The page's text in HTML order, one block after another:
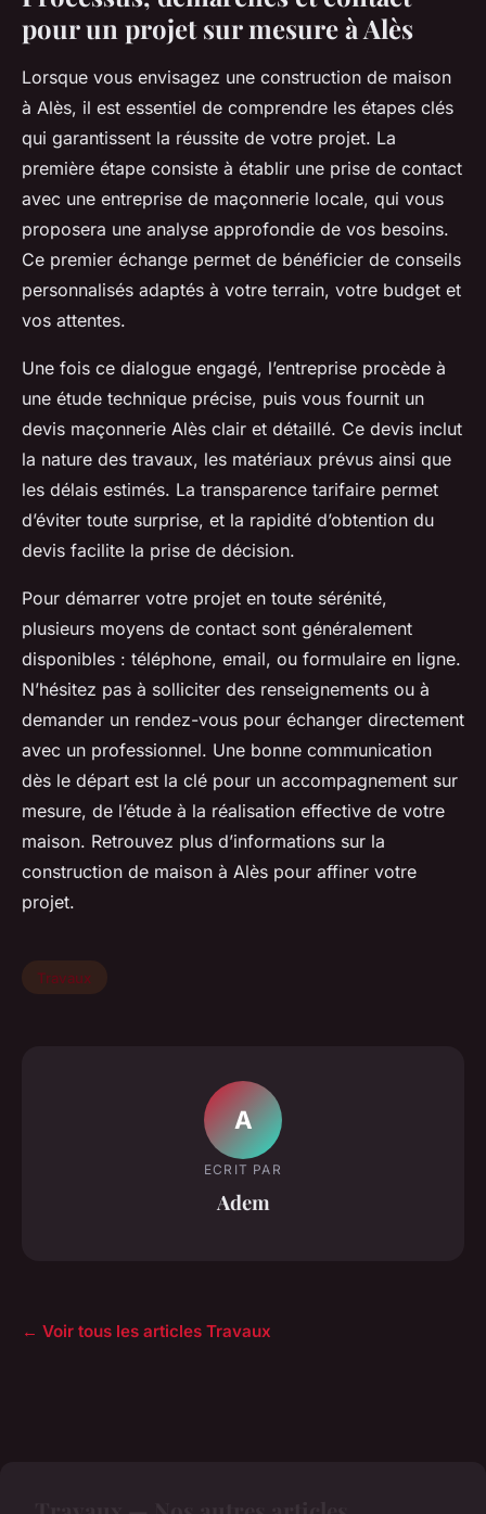
pour un projet sur mesure à Alès
Lorsque vous envisagez une construction de maison
à Alès, il est essentiel de comprendre les étapes clés
qui garantissent la réussite de votre projet. La
première étape consiste à établir une prise de contact
avec une entreprise de maçonnerie locale, qui vous
proposera une analyse approfondie de vos besoins.
Ce premier échange permet de bénéficier de conseils
personnalisés adaptés à votre terrain, votre budget et
vos attentes.
Une fois ce dialogue engagé, l’entreprise procède à
une étude technique précise, puis vous fournit un
devis maçonnerie Alès clair et détaillé. Ce devis inclut
la nature des travaux, les matériaux prévus ainsi que
les délais estimés. La transparence tarifaire permet
d’éviter toute surprise, et la rapidité d’obtention du
devis facilite la prise de décision.
Pour démarrer votre projet en toute sérénité,
plusieurs moyens de contact sont généralement
disponibles : téléphone, email, ou formulaire en ligne.
N’hésitez pas à solliciter des renseignements ou à
demander un rendez-vous pour échanger directement
avec un professionnel. Une bonne communication
dès le départ est la clé pour un accompagnement sur
mesure, de l’étude à la réalisation effective de votre
maison. Retrouvez plus d’informations sur la
construction de maison à Alès pour affiner votre
projet.
Travaux
A
ECRIT PAR
Adem
← Voir tous les articles Travaux